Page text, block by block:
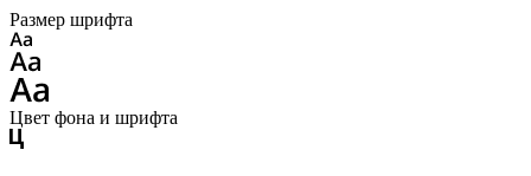
Размер шрифта
Цвет фона и шрифта